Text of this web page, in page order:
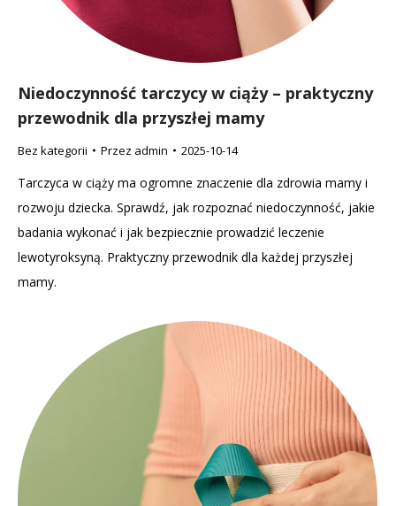
Niedoczynność tarczycy w ciąży – praktyczny
przewodnik dla przyszłej mamy
Bez kategorii Przez admin 2025-10-14
Tarczyca w ciąży ma ogromne znaczenie dla zdrowia mamy i
rozwoju dziecka. Sprawdź, jak rozpoznać niedoczynność, jakie
badania wykonać i jak bezpiecznie prowadzić leczenie
lewotyroksyną. Praktyczny przewodnik dla każdej przyszłej
mamy.